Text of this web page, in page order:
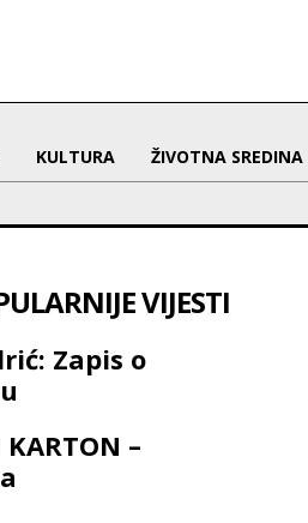
KULTURA ŽIVOTNA SREDINA
VIJESTI
Zapis o
KARTON –